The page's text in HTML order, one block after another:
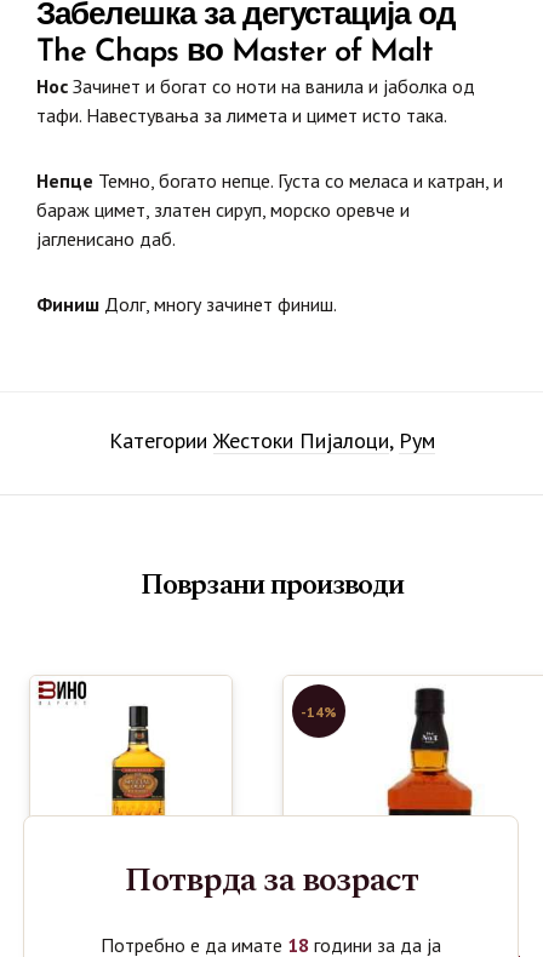
Забелешка за дегустација од
The ​​Chaps во Master of Malt
Нос Зачинет и богат со ноти на ванила и јаболка од
тафи. Навестувања за лимета и цимет исто така.
Непце Темно, богато непце. Густа со меласа и катран, и
бараж цимет, златен сируп, морско оревче и
јагленисано даб.
Финиш Долг, многу зачинет финиш.
КатегорииЖестоки Пијалоци, Рум
Поврзани производи
-14%
Потврда за возраст
Потребно е да имате 18 години за да ја